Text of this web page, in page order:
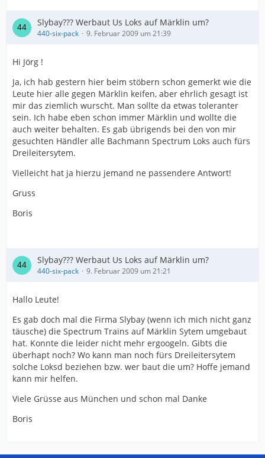
Slybay??? Werbaut Us Loks auf Märklin um?
440-six-pack 9. Februar 2009 um 21:39
Hi Jörg !
Ja, ich hab gestern hier beim stöbern schon gemerkt wie die
Leute hier alle gegen Märklin keifen, aber ehrlich gesagt ist
mir das ziemlich wurscht. Man sollte da etwas toleranter
sein. Ich habe eben schon immer Märklin und wollte die
auch weiter behalten. Es gab übrigends bei den von mir
gesuchten Händler alle Bachmann Spectrum Loks auch fürs
Dreileitersytem.
Vielleicht hat ja hierzu jemand ne passendere Antwort!
Gruss
Boris
Slybay??? Werbaut Us Loks auf Märklin um?
440-six-pack 9. Februar 2009 um 21:21
Hallo Leute!
Es gab doch mal die Firma Slybay (wenn ich mich nicht ganz
täusche) die Spectrum Trains auf Märklin Sytem umgebaut
hat. Konnte die leider nicht mehr ergoogeln. Gibts die
überhapt noch? Wo kann man noch fürs Dreileitersytem
solche Loksd beziehen bzw. wer baut die um? Hoffe jemand
kann mir helfen.
Viele Grüsse aus München und schon mal Danke
Boris